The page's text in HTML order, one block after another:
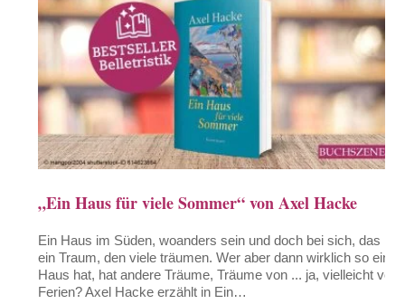
„Ein Haus für viele Sommer“ von Axel Hacke
Ein Haus im Süden, woanders sein und doch bei sich, das ist
ein Traum, den viele träumen. Wer aber dann wirklich so ein
Haus hat, hat andere Träume, Träume von ... ja, vielleicht von
Ferien? Axel Hacke erzählt in Ein…